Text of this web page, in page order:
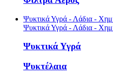
Ψυκτικά Υγρά - Λάδια -
Ψυκτικά Υγρά - Λάδια -
Ψυκτικά Υγρά
Ψυκτέλαια